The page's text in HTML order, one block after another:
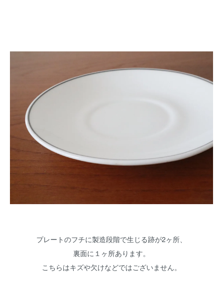
プレートのフチに製造段階で生じる跡が2ヶ所、
裏面に１ヶ所あります。
こちらはキズや欠けなどではございません。